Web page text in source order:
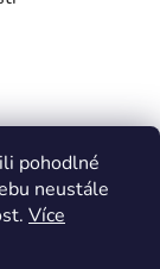
pohodlné
neustále
Více